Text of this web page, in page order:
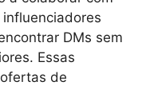
DMs sem
Essas
de